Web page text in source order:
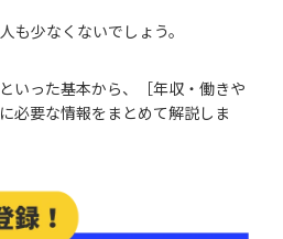
も少なくないでしょう。
いった基本から、［年収・働きや
必要な情報をまとめて解説しま